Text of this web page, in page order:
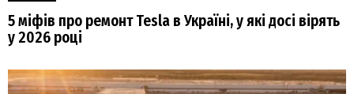
5 міфів про ремонт Tesla в Україні, у які досі вірять
у 2026 році